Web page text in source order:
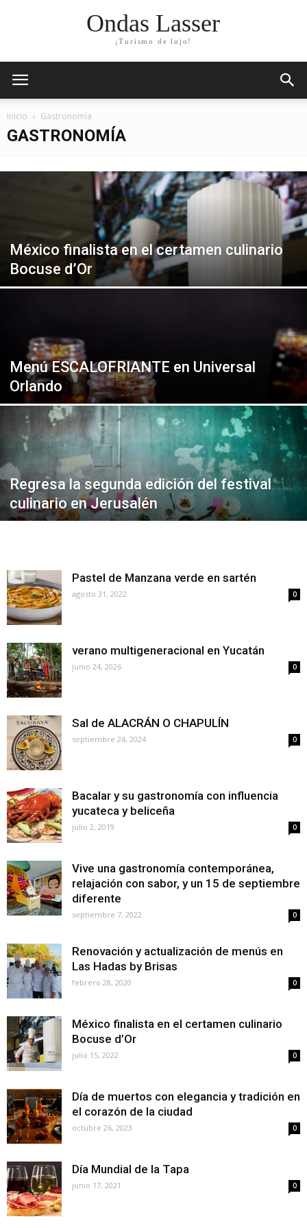
Ondas Lasser
¡Turismo de lujo!
Inicio Gastronomía
GASTRONOMÍA
México finalista en el certamen culinario
Bocuse d’Or
Menú ESCALOFRIANTE en Universal
Orlando
Regresa la segunda edición del festival
culinario en Jerusalén
Pastel de Manzana verde en sartén
agosto 31, 2022 0
verano multigeneracional en Yucatán
junio 24, 2026 0
Sal de ALACRÁN O CHAPULÍN
septiembre 24, 2024 0
Bacalar y su gastronomía con influencia
yucateca y beliceña
julio 2, 2019 0
Vive una gastronomía contemporánea,
relajación con sabor, y un 15 de septiembre
diferente
septiembre 7, 2022 0
Renovación y actualización de menús en
Las Hadas by Brisas
febrero 28, 2020 0
México finalista en el certamen culinario
Bocuse d’Or
julio 15, 2022 0
Día de muertos con elegancia y tradición en
el corazón de la ciudad
octubre 26, 2023 0
Día Mundial de la Tapa
junio 17, 2021 0